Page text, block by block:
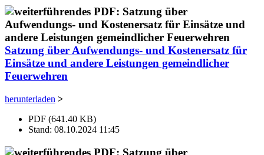
Satzung über Aufwendungs- und Kostenersatz für
Einsätze und andere Leistungen gemeindlicher
Feuerwehren
herunterladen >
PDF (641.40 KB)
Stand: 08.10.2024 11:45